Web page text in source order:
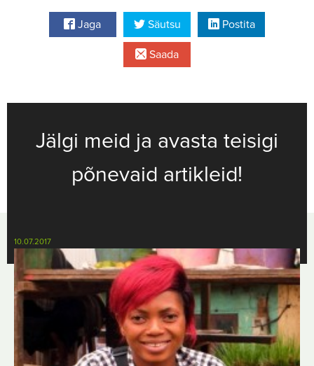
Jaga Säutsu Postita
Saada
Jälgi meid ja avasta teisigi
põnevaid artikleid!
10.07.2017